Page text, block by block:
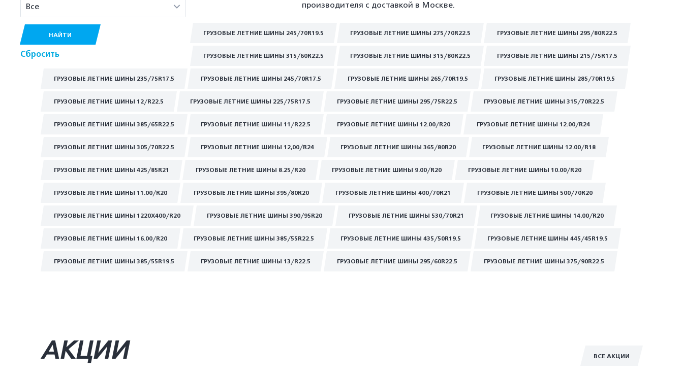
Все
НАЙТИ
Сбросить
производителя с доставкой в Москве.
ГРУЗОВЫЕ ЛЕТНИЕ ШИНЫ 245/70R19.5 ГРУЗОВЫЕ ЛЕТНИЕ ШИНЫ 275/70R22.5 ГРУЗОВЫЕ ЛЕТНИЕ ШИНЫ 295/80R22.5
ГРУЗОВЫЕ ЛЕТНИЕ ШИНЫ 315/60R22.5 ГРУЗОВЫЕ ЛЕТНИЕ ШИНЫ 315/80R22.5 ГРУЗОВЫЕ ЛЕТНИЕ ШИНЫ 215/75R17.5
ГРУЗОВЫЕ ЛЕТНИЕ ШИНЫ 235/75R17.5 ГРУЗОВЫЕ ЛЕТНИЕ ШИНЫ 245/70R17.5 ГРУЗОВЫЕ ЛЕТНИЕ ШИНЫ 265/70R19.5 ГРУЗОВЫЕ ЛЕТНИЕ ШИНЫ 285/70R19.5
ГРУЗОВЫЕ ЛЕТНИЕ ШИНЫ 12/R22.5 ГРУЗОВЫЕ ЛЕТНИЕ ШИНЫ 225/75R17.5 ГРУЗОВЫЕ ЛЕТНИЕ ШИНЫ 295/75R22.5 ГРУЗОВЫЕ ЛЕТНИЕ ШИНЫ 315/70R22.5
ГРУЗОВЫЕ ЛЕТНИЕ ШИНЫ 385/65R22.5 ГРУЗОВЫЕ ЛЕТНИЕ ШИНЫ 11/R22.5 ГРУЗОВЫЕ ЛЕТНИЕ ШИНЫ 12.00/R20 ГРУЗОВЫЕ ЛЕТНИЕ ШИНЫ 12.00/R24
ГРУЗОВЫЕ ЛЕТНИЕ ШИНЫ 305/70R22.5 ГРУЗОВЫЕ ЛЕТНИЕ ШИНЫ 12,00/R24 ГРУЗОВЫЕ ЛЕТНИЕ ШИНЫ 365/80R20 ГРУЗОВЫЕ ЛЕТНИЕ ШИНЫ 12.00/R18
ГРУЗОВЫЕ ЛЕТНИЕ ШИНЫ 425/85R21 ГРУЗОВЫЕ ЛЕТНИЕ ШИНЫ 8.25/R20 ГРУЗОВЫЕ ЛЕТНИЕ ШИНЫ 9.00/R20 ГРУЗОВЫЕ ЛЕТНИЕ ШИНЫ 10.00/R20
ГРУЗОВЫЕ ЛЕТНИЕ ШИНЫ 11.00/R20 ГРУЗОВЫЕ ЛЕТНИЕ ШИНЫ 395/80R20 ГРУЗОВЫЕ ЛЕТНИЕ ШИНЫ 400/70R21 ГРУЗОВЫЕ ЛЕТНИЕ ШИНЫ 500/70R20
ГРУЗОВЫЕ ЛЕТНИЕ ШИНЫ 1220Х400/R20 ГРУЗОВЫЕ ЛЕТНИЕ ШИНЫ 390/95R20 ГРУЗОВЫЕ ЛЕТНИЕ ШИНЫ 530/70R21 ГРУЗОВЫЕ ЛЕТНИЕ ШИНЫ 14.00/R20
ГРУЗОВЫЕ ЛЕТНИЕ ШИНЫ 16.00/R20 ГРУЗОВЫЕ ЛЕТНИЕ ШИНЫ 385/55R22.5 ГРУЗОВЫЕ ЛЕТНИЕ ШИНЫ 435/50R19.5 ГРУЗОВЫЕ ЛЕТНИЕ ШИНЫ 445/45R19.5
ГРУЗОВЫЕ ЛЕТНИЕ ШИНЫ 385/55R19.5 ГРУЗОВЫЕ ЛЕТНИЕ ШИНЫ 13/R22.5 ГРУЗОВЫЕ ЛЕТНИЕ ШИНЫ 295/60R22.5 ГРУЗОВЫЕ ЛЕТНИЕ ШИНЫ 375/90R22.5
ВСЕ АКЦИИ
АКЦИИ